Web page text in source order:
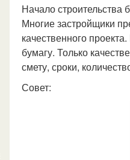
Начало строительства
Многие застройщики
качественного
бумагу. Только
смету, сроки,
Совет: